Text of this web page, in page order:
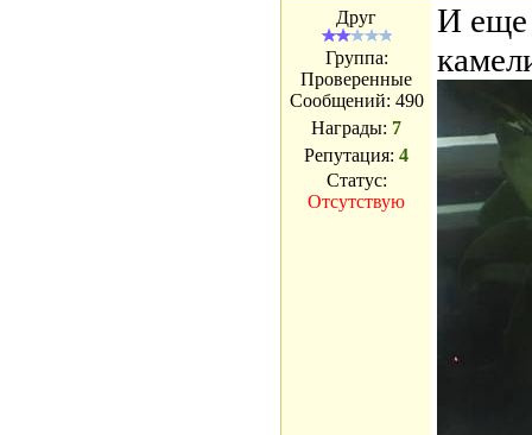
Друг
Группа:
Проверенные
Сообщений: 490
Награды: 7
Репутация: 4
Статус:
Отсутствую
И еще